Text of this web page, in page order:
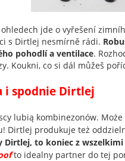
jde o vyřešení
s Dirtlej nesmírně rádi.
pohodlí a ventilace.
Koukni, co si dál můžeš
i spodnie Dirtlej
lubią kombinezonów.
Dirtlej produkuje też
Dirtlej, to koniec z
to idealny partner do tej